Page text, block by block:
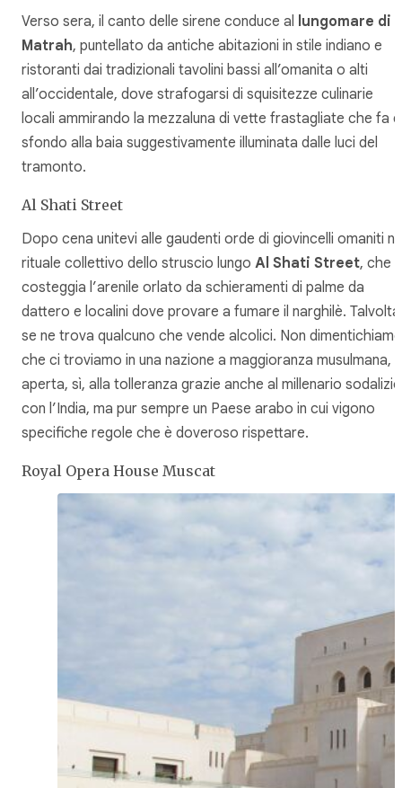
Verso sera, il canto delle sirene conduce al
lungomare di
Matrah, puntellato da antiche abitazioni in stile indiano e
ristoranti dai tradizionali tavolini bassi all’omanita o alti
all’occidentale, dove strafogarsi di squisitezze culinarie
locali ammirando la mezzaluna di vette frastagliate che fa
sfondo alla baia suggestivamente illuminata dalle luci del
tramonto.
Al Shati Street
Dopo cena unitevi alle gaudenti orde di giovincelli omaniti
rituale collettivo dello struscio lungo Al Shati Street, che
costeggia l’arenile orlato da schieramenti di palme da
dattero e localini dove provare a fumare il narghilè. Talvolta
se ne trova qualcuno che vende alcolici. Non dimentichiamo
che ci troviamo in una nazione a maggioranza musulmana,
aperta, sì, alla tolleranza grazie anche al millenario sodalizio
con l’India, ma pur sempre un Paese arabo in cui vigono
specifiche regole che è doveroso rispettare.
Royal Opera House Muscat